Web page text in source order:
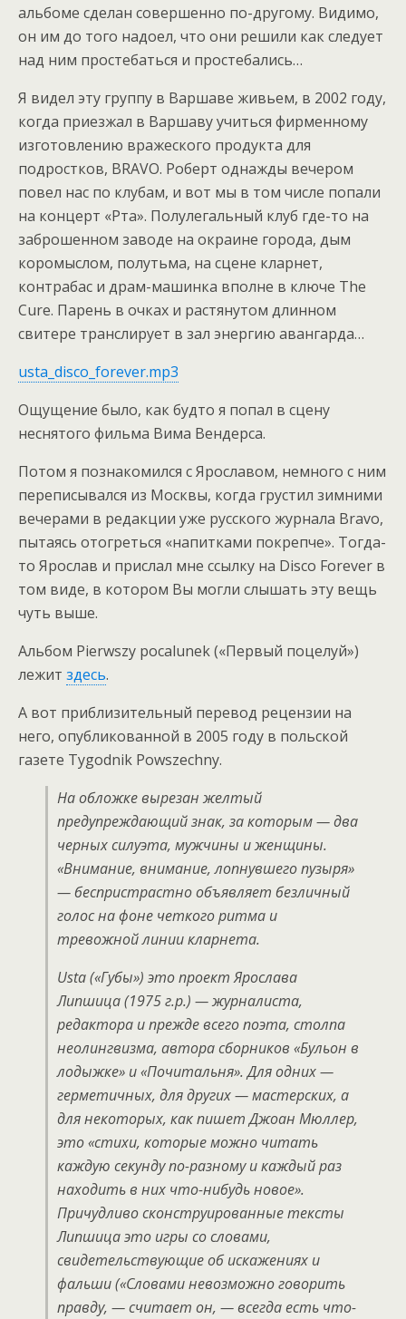
альбоме сделан совершенно по-другому. Видимо,
он им до того надоел, что они решили как следует
над ним простебаться и простебались…
Я видел эту группу в Варшаве живьем, в 2002 году,
когда приезжал в Варшаву учиться фирменному
изготовлению вражеского продукта для
подростков, BRAVO. Роберт однажды вечером
повел нас по клубам, и вот мы в том числе попали
на концерт «Рта». Полулегальный клуб где-то на
заброшенном заводе на окраине города, дым
коромыслом, полутьма, на сцене кларнет,
контрабас и драм-машинка вполне в ключе The
Cure. Парень в очках и растянутом длинном
свитере транслирует в зал энергию авангарда…
usta_disco_forever.mp3
Ощущение было, как будто я попал в сцену
неснятого фильма Вима Вендерса.
Потом я познакомился с Ярославом, немного с ним
переписывался из Москвы, когда грустил зимними
вечерами в редакции уже русского журнала Bravо,
пытаясь отогреться «напитками покрепче». Тогда-
то Ярослав и прислал мне ссылку на Disco Forever в
том виде, в котором Вы могли слышать эту вещь
чуть выше.
Альбом Pierwszy pocalunek («Первый поцелуй»)
лежит здесь.
А вот приблизительный перевод рецензии на
него, опубликованной в 2005 году в польской
газете Tygodnik Powszechny.
На обложке вырезан желтый
предупреждающий знак, за которым — два
черных силуэта, мужчины и женщины.
«Внимание, внимание, лопнувшего пузыря»
— беспристрастно объявляет безличный
голос на фоне четкого ритма и
тревожной линии кларнета.
Usta («Губы») это проект Ярослава
Липшица (1975 г.р.) — журналиста,
редактора и прежде всего поэта, столпа
неолингвизма, автора сборников «Бульон в
лодыжке» и «Почитальня». Для одних —
герметичных, для других — мастерских, а
для некоторых, как пишет Джоан Мюллер,
это «стихи, которые можно читать
каждую секунду по-разному и каждый раз
находить в них что-нибудь новое».
Причудливо сконструированные тексты
Липшица это игры со словами,
свидетельствующие об искажениях и
фальши («Словами невозможно говорить
правду, — считает он, — всегда есть что-